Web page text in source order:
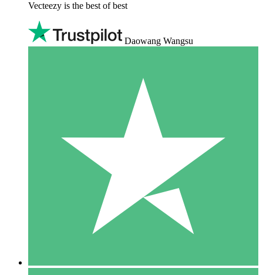
Vecteezy is the best of best
Daowang Wangsu